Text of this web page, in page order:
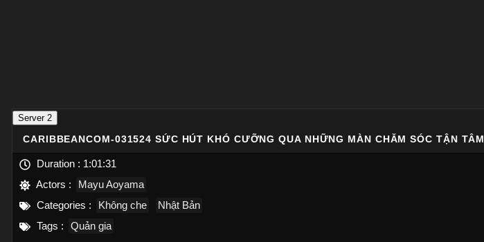
Server 2
CARIBBEANCOM-031524 SỨC HÚT KHÓ CƯỠNG QUA NHỮNG MÀN CHĂM SÓC TẬN TÂM
Duration : 1:01:31
Actors :
Mayu Aoyama
Categories :
Không che
Nhật Bản
Tags :
Quản gia